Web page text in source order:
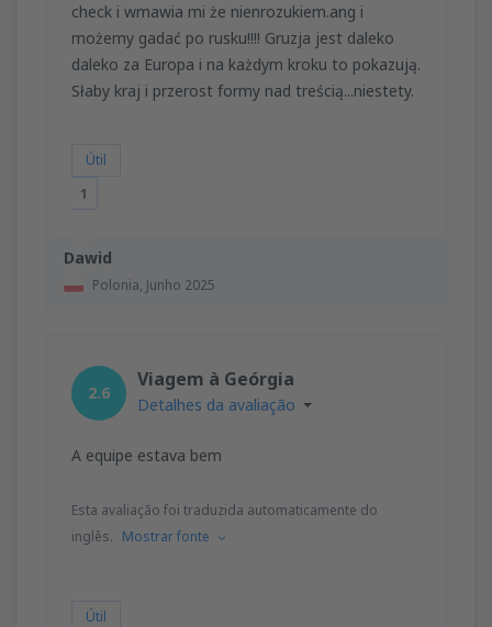
Dawid
Polonia, Junho 2025
check i wmawia mi że nienrozukiem.ang i
możemy gadać po rusku!!!! Gruzja jest daleko
daleko za Europa i na każdym kroku to pokazują.
Słaby kraj i przerost formy nad treścią...niestety.
Útil
1
2.6
Viagem à Geórgia
Detalhes da avaliação
A equipe estava bem
Esta avaliação foi traduzida automaticamente do
inglês. Mostrar fonte
Útil